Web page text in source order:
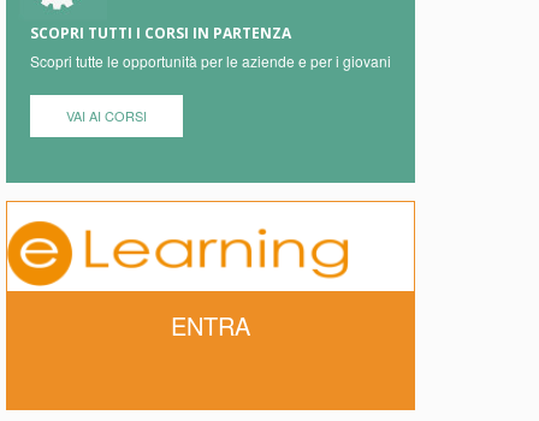
SCOPRI TUTTI I CORSI IN PARTENZA
Scopri tutte le opportunità per le aziende e per i giovani
VAI AI CORSI
ENTRA